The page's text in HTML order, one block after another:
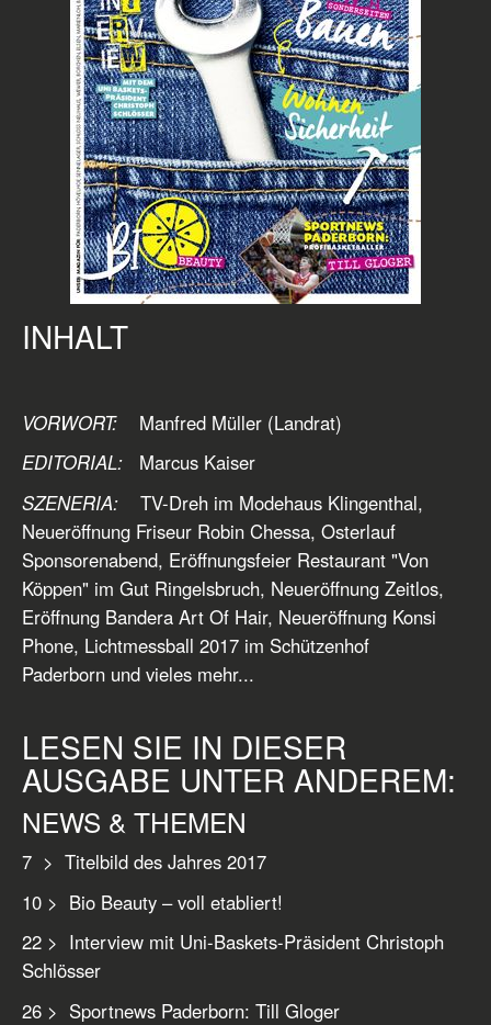
INHALT
VORWORT:
Manfred Müller (Landrat)
EDITORIAL: Marcus Kaiser
SZENERIA:
TV-Dreh im Modehaus Klingenthal,
Neueröffnung Friseur Robin Chessa, Osterlauf
Sponsorenabend, Eröffnungsfeier Restaurant "Von
Köppen" im Gut Ringelsbruch, Neueröffnung Zeitlos,
Eröffnung Bandera Art Of Hair, Neueröffnung Konsi
Phone, Lichtmessball 2017 im Schützenhof
Paderborn und vieles mehr...
LESEN SIE IN DIESER
AUSGABE UNTER ANDEREM:
NEWS & THEMEN
7 > Titelbild des Jahres 2017
10 > Bio Beauty – voll etabliert!
22 > Interview mit Uni-Baskets-Präsident Christoph
Schlösser
26 > Sportnews Paderborn: Till Gloger